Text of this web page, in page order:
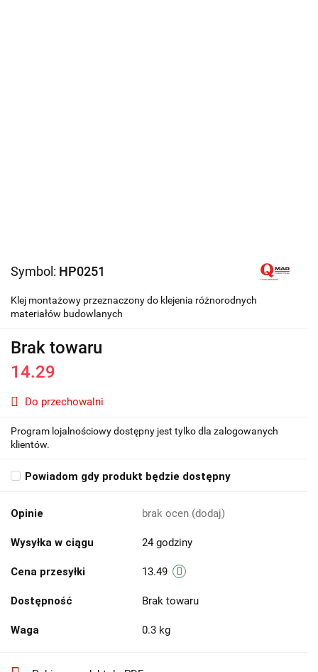
Symbol: HP0251
Klej montażowy przeznaczony do klejenia różnorodnych
materiałów budowlanych
Brak towaru
14.29
Do przechowalni
Program lojalnościowy dostępny jest tylko dla zalogowanych
klientów.
Powiadom gdy produkt będzie dostępny
Opinie brak ocen (dodaj)
Wysyłka w ciągu 24 godziny
Cena przesyłki 13.49
Dostępność Brak towaru
Waga 0.3 kg